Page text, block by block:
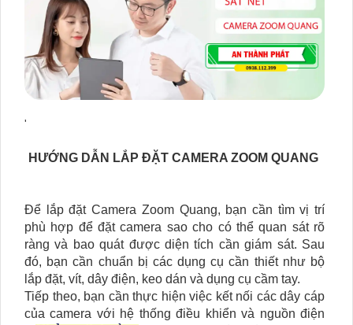
'
HƯỚNG DẪN LẮP ĐẶT CAMERA ZOOM QUANG
Để lắp đặt Camera Zoom Quang, bạn cần tìm vị trí
phù hợp để đặt camera sao cho có thể quan sát rõ
ràng và bao quát được diện tích cần giám sát. Sau
đó, bạn cần chuẩn bị các dụng cụ cần thiết như bộ
lắp đặt, vít, dây điện, keo dán và dụng cụ cầm tay.
Tiếp theo, bạn cần thực hiện việc kết nối các dây cáp
của camera với hệ thống điều khiển và nguồn điện